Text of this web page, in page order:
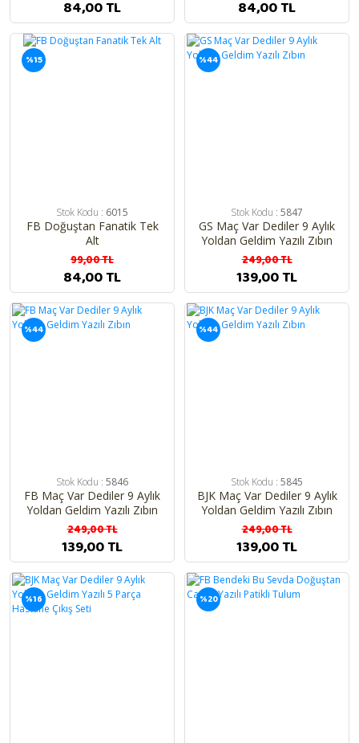
84,00 TL 84,00 TL
%15
Stok Kodu : 6015
FB Doğuştan Fanatik Tek
Alt
99,00 TL
84,00 TL
%44
Stok Kodu : 5847
GS Maç Var Dediler 9 Aylık
Yoldan Geldim Yazılı Zıbın
249,00 TL
139,00 TL
%44
Stok Kodu : 5846
FB Maç Var Dediler 9 Aylık
Yoldan Geldim Yazılı Zıbın
249,00 TL
139,00 TL
%44
Stok Kodu : 5845
BJK Maç Var Dediler 9 Aylık
Yoldan Geldim Yazılı Zıbın
249,00 TL
139,00 TL
%16 %20